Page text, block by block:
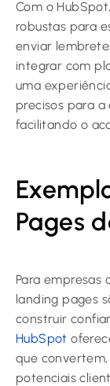
Com o
robustas para
enviar
integrar com
uma
precisos para
facilitando o
Pages
Para empresas
landing pages
construir
HubSpot
que
potenciais